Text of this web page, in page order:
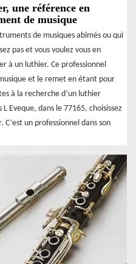
une référence en
de musique
de musiques abîmés ou qui
pas et vous voulez vous en
à un luthier. Ce professionnel
et le remet en étant pour
à la recherche d’un luthier
Eveque, dans le 77165, choisissez
un professionnel dans son